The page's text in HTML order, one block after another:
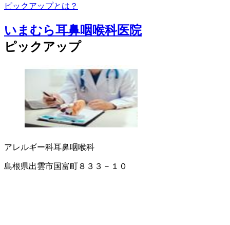
ピックアップとは？
いまむら耳鼻咽喉科医院
ピックアップ
アレルギー科耳鼻咽喉科
島根県出雲市国富町８３３－１０